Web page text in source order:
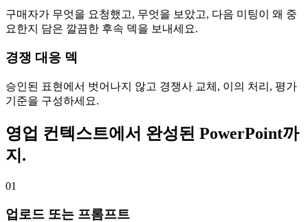
구매자가 무엇을 요청했고, 무엇을 보았고, 다음 미팅이 왜 중
요한지 담은 깔끔한 후속 덱을 보내세요.
경쟁 대응 덱
승인된 표현에서 벗어나지 않고 경쟁사 교체, 이의 처리, 평가
기준을 구성하세요.
영업 컨텍스트에서 완성된 PowerPoint까
지.
01
업로드 또는 프롬프트